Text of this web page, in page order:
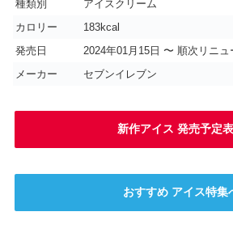
種類別
アイスクリーム
カロリー
183kcal
発売日
2024年01月15日 〜 順次リニュ
メーカー
セブンイレブン
新作アイス 発売予定
おすすめ アイス特集